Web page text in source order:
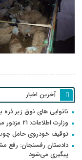
آخرین اخبار
نانوایی های نوق زیر
وزارت اطلاعات: ۲۱ مزدور موساد و ۴ شرور مسلح در کرمان بازداشت شدند
توقیف خودروی حامل
دادستان رفسنجان: رفع
پیگیری می‌شود